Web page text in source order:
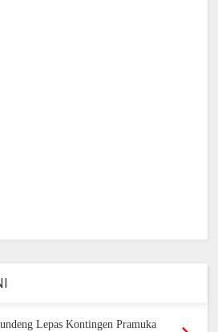
Lepas Kontingen Pramuka